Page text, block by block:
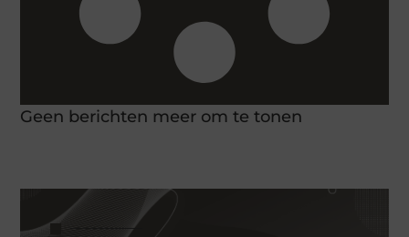
Geen berichten meer om te tonen